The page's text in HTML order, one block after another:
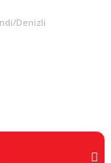
Denizli